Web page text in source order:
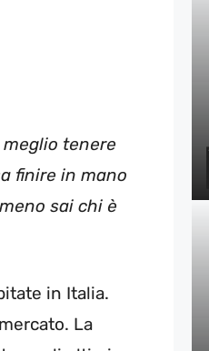
tenere
finire in mano
sai chi è
in Italia.
La